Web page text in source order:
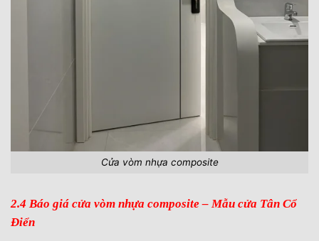
Cửa vòm nhựa composite
2.4 Báo giá cửa vòm nhựa composite – Mẫu cửa Tân Cổ
Điển